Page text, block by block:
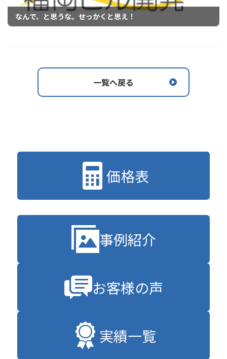
なんで、と思うな。せっかくと思え！
一覧へ戻る
価格表
事例紹介
お客様の声
実績一覧